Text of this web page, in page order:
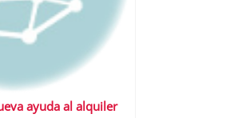
ayuda al alquiler